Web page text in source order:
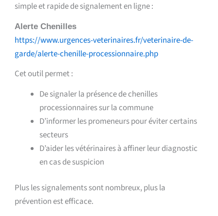
simple et rapide de signalement en ligne :
Alerte Chenilles
https://www.urgences-veterinaires.fr/veterinaire-de-
garde/alerte-chenille-processionnaire.php
Cet outil permet :
De signaler la présence de chenilles
processionnaires sur la commune
D’informer les promeneurs pour éviter certains
secteurs
D’aider les vétérinaires à affiner leur diagnostic
en cas de suspicion
Plus les signalements sont nombreux, plus la
prévention est efficace.